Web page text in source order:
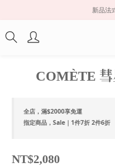
新品法
COMÈTE
全店，滿$2000享免運
指定商品，Sale｜1件7折 2件6折
NT$2,080